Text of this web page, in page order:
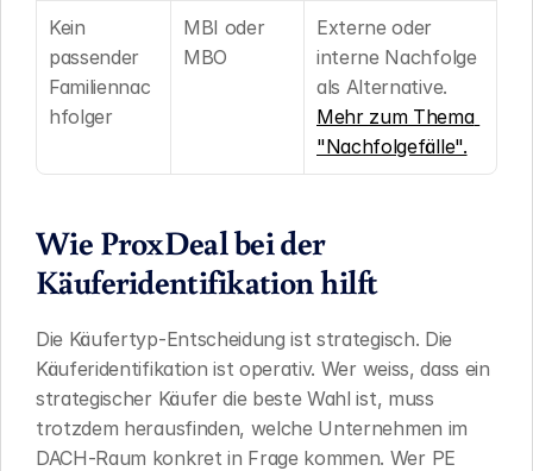
Kein
passender
Familiennac
hfolger
MBI oder
MBO
Externe oder
interne Nachfolge
Mehr zum Thema
"Nachfolgefälle".
Wie ProxDeal bei der
Käuferidentifikation hilft
Die Käufertyp-Entscheidung ist strategisch. Die
Käuferidentifikation ist operativ. Wer weiss, dass ein
strategischer Käufer die beste Wahl ist, muss
trotzdem herausfinden, welche Unternehmen im
DACH-Raum konkret in Frage kommen. Wer PE